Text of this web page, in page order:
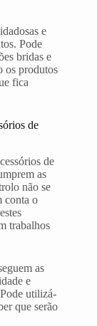
e
Pode
bridas e
os produtos
fica
de
de
as
não se
conta o
trabalhos
as
e
utilizá-
que serão